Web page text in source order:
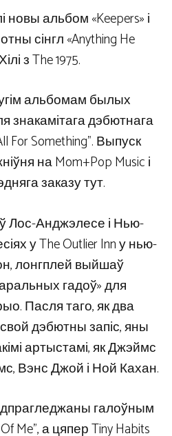
новы альбом «Keepers» і
сінгл «Anything He
з The 1975.
альбомам былых
знакамітага дэбютнага
For Something”. Выпуск
на Mom+Pop Music і
заказу тут.
Лос-Анджэлесе і Нью-
у The Outlier Inn у нью-
лонгплей выйшаў
гадоў» для
Пасля таго, як два
дэбютны запіс, яны
артыстамі, як Джэймс
Вэнс Джой і Ной Кахан.
галоўным
Me”, а цяпер Tiny Habits